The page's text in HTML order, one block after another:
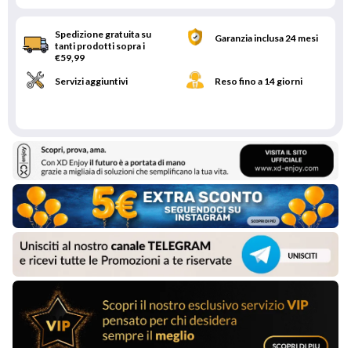
Spedizione gratuita su
tanti prodotti sopra i
€59,99
Garanzia inclusa 24 mesi
Servizi aggiuntivi Reso fino a 14 giorni